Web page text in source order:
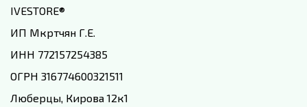
IVESTORE®
ИП Мкртчян Г.Е.
ИНН 772157254385
ОГРН 316774600321511
Люберцы, Кирова 12к1